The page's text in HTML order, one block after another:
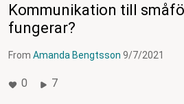
Kommunikation till
fungerar?
From Amanda Bengtsson 9/7/2021
0 7